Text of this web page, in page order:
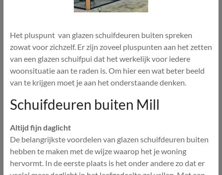
Het pluspunt van glazen schuifdeuren buiten spreken
zowat voor zichzelf. Er zijn zoveel pluspunten aan het zetten
van een glazen schuifpui dat het werkelijk voor iedere
woonsituatie aan te raden is. Om hier een wat beter beeld
van te krijgen moet je aan het onderstaande denken.
Schuifdeuren buiten Mill
Altijd fijn daglicht
De belangrijkste voordelen van glazen schuifdeuren buiten
hebben te maken met de wijze waarop het je woning
hervormt. In de eerste plaats is het onder andere zo dat er